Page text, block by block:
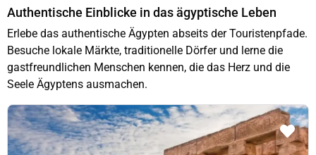
Authentische Einblicke in das ägyptische Leben
Erlebe das authentische Ägypten abseits der Touristenpfade.
Besuche lokale Märkte, traditionelle Dörfer und lerne die
gastfreundlichen Menschen kennen, die das Herz und die
Seele Ägyptens ausmachen.